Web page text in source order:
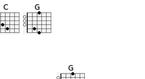
C G
G